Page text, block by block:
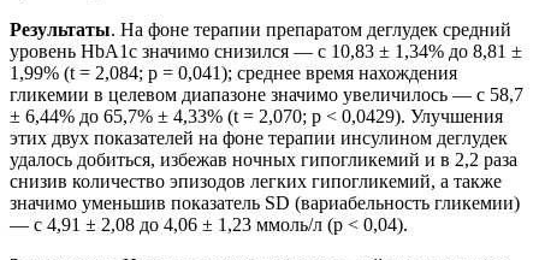
Результаты. На фоне терапии препаратом деглудек средний
уровень HbA1с значимо снизился — с 10,83 ± 1,34% до 8,81 ±
1,99% (t = 2,084; p = 0,041); среднее время нахождения
гликемии в целевом диапазоне значимо увеличилось — с 58,7
± 6,44% до 65,7% ± 4,33% (t = 2,070; p < 0,0429). Улучшения
этих двух показателей на фоне терапии инсулином деглудек
удалось добиться, избежав ночных гипогликемий и в 2,2 раза
снизив количество эпизодов легких гипогликемий, а также
значимо уменьшив показатель SD (вариабельность гликемии)
— с 4,91 ± 2,08 до 4,06 ± 1,23 ммоль/л (p < 0,04).